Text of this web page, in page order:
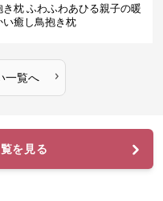
き枕 ふわふわあひる親子の暖
い癒し鳥抱き枕
一覧へ ›
を見る